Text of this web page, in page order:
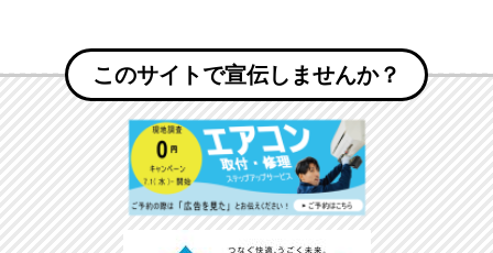
このサイトで宣伝しませんか？